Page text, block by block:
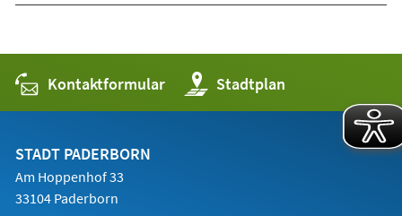
Kontaktformular Stadtplan
(Öffnet
in
einem
STADT PADERBORN
Am Hoppenhof 33
33104 Paderborn